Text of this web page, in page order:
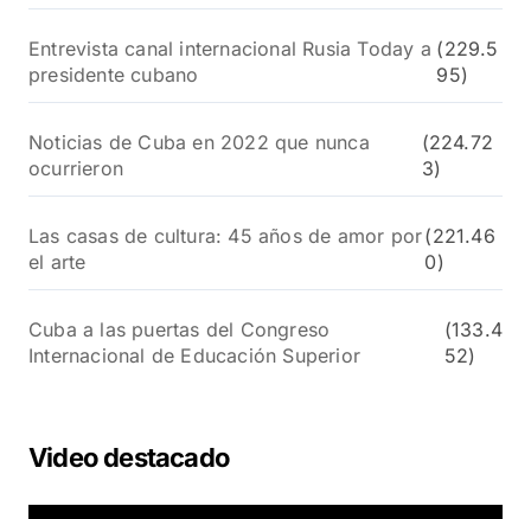
Entrevista canal internacional Rusia Today a
presidente cubano
(229.5
95)
Noticias de Cuba en 2022 que nunca
ocurrieron
(224.72
3)
Las casas de cultura: 45 años de amor por
el arte
(221.46
0)
Cuba a las puertas del Congreso
Internacional de Educación Superior
(133.4
52)
Video destacado